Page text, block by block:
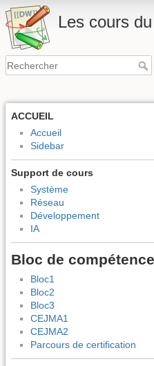
Les cours
ACCUEIL
Accueil
Sidebar
Support de cours
Système
Réseau
Développement
IA
Bloc de
Bloc1
Bloc2
Bloc3
CEJMA1
CEJMA2
Parcours de certification